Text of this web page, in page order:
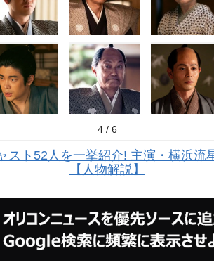
4 / 6
スト52人を一挙紹介! 主演・横浜流
【人物解説】